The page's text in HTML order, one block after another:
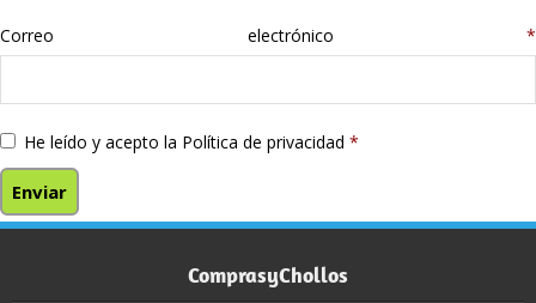
Correo electrónico *
He leído y acepto la Política de privacidad *
ComprasyChollos